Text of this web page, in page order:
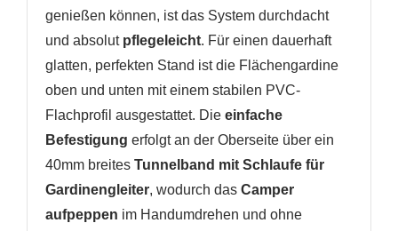
genießen können, ist das System durchdacht
und absolut pflegeleicht. Für einen dauerhaft
glatten, perfekten Stand ist die Flächengardine
oben und unten mit einem stabilen PVC-
Flachprofil ausgestattet. Die einfache
Befestigung erfolgt an der Oberseite über ein
40mm breites Tunnelband mit Schlaufe für
Gardinengleiter, wodurch das Camper
aufpeppen im Handumdrehen und ohne